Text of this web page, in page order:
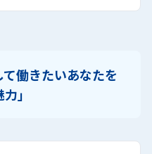
働きたいあなたを
」